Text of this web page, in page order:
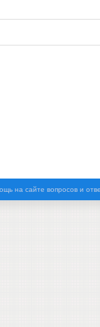
на сайте вопросов и